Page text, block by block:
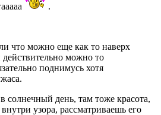
.
что можно еще как то наверх
можно то
поднимусь хотя
солнечный день, там тоже красота,
узора, рассматриваешь его